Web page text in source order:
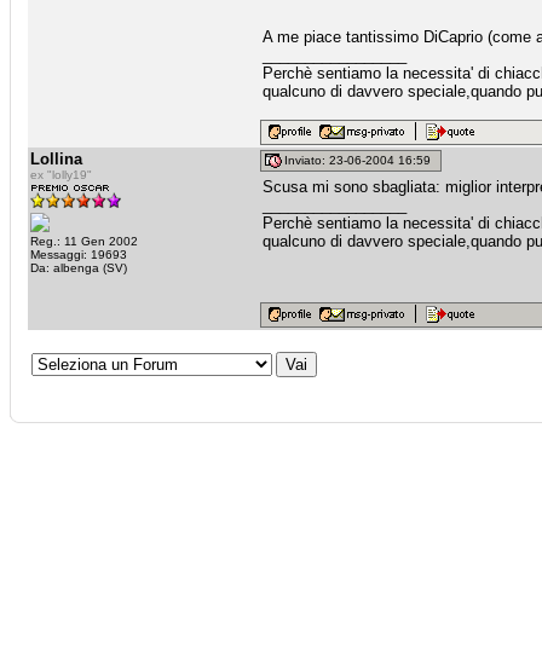
A me piace tantissimo DiCaprio (come
Perchè sentiamo la necessita' di
qualcuno di davvero speciale,quando
Lollina
ex "lolly19"
Reg.: 11 Gen 2002
Messaggi: 19693
Da: albenga (SV)
Inviato: 23-06-2004 16:59
Scusa mi sono sbagliata: miglior
Perchè sentiamo la necessita' di
qualcuno di davvero speciale,quando